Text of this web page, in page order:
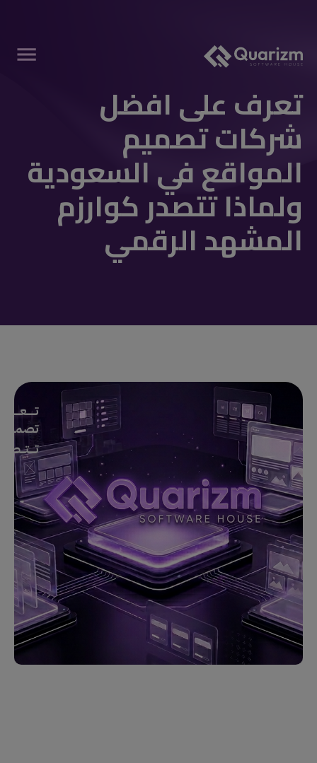
تعرف على افضل
شركات تصميم
المواقع في السعودية
ولماذا تتصدر كوارزم
المشهد الرقمي